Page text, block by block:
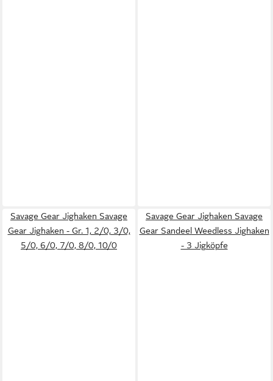
Savage Gear Jighaken Savage
Gear Jighaken - Gr. 1, 2/0, 3/0,
5/0, 6/0, 7/0, 8/0, 10/0
Savage Gear Jighaken Savage
Gear Sandeel Weedless Jighaken
- 3 Jigköpfe